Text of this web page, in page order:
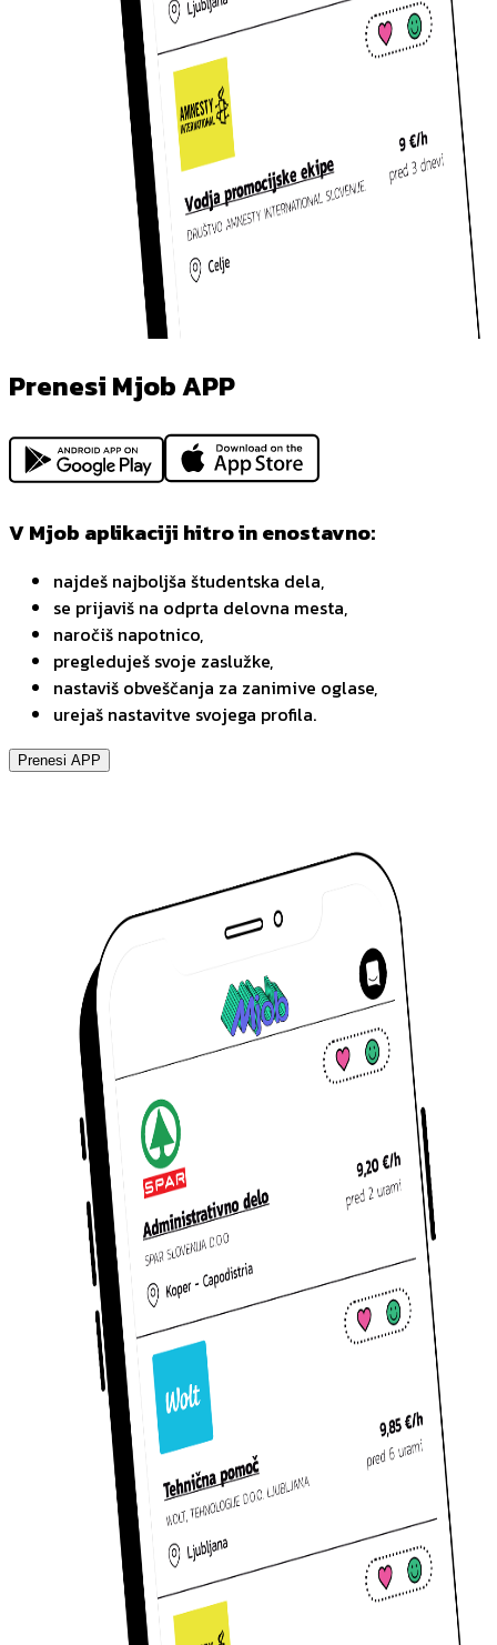
Prenesi Mjob APP
V Mjob aplikaciji hitro in enostavno:
najdeš najboljša študentska dela,
se prijaviš na odprta delovna mesta,
naročiš napotnico,
pregleduješ svoje zaslužke,
nastaviš obveščanja za zanimive oglase,
urejaš nastavitve svojega profila.
Prenesi APP